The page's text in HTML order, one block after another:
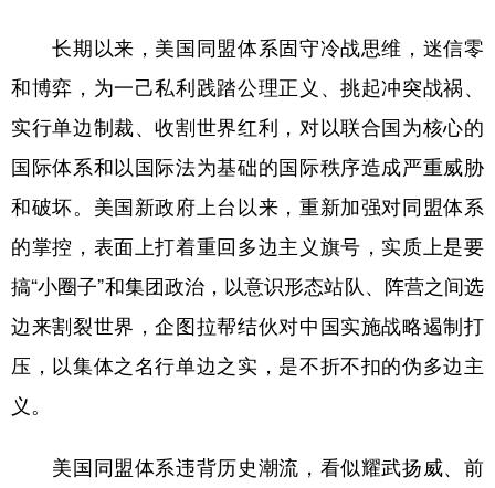
城市 旅游 能源 会展
公益 一带一路 亚太网 上市公司
文化产业
地方频道
北京 天津 河北 山西
辽宁 吉林 上海 江苏
山东 河南 湖北 湖南
长期以来，美国同盟体系固守冷战思维，迷信零
和博弈，为一己私利践踏公理正义、挑起冲突战祸、
实行单边制裁、收割世界红利，对以联合国为核心的
国际体系和以国际法为基础的国际秩序造成严重威胁
和破坏。美国新政府上台以来，重新加强对同盟体系
的掌控，表面上打着重回多边主义旗号，实质上是要
搞“小圈子”和集团政治，以意识形态站队、阵营之间选
边来割裂世界，企图拉帮结伙对中国实施战略遏制打
压，以集体之名行单边之实，是不折不扣的伪多边主
义。
美国同盟体系违背历史潮流，看似耀武扬威、前